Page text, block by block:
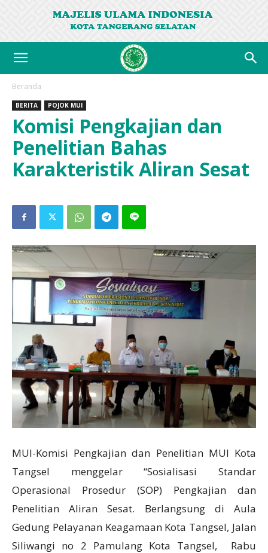
Beranda
BERITA POJOK MUI
Komisi Pengkajian dan
Penelitian Bahas
Karakteristik Aliran Sesat
MUI-Komisi Pengkajian dan Penelitian MUI Kota
Tangsel menggelar “Sosialisasi Standar
Operasional Prosedur (SOP) Pengkajian dan
Penelitian Aliran Sesat. Berlangsung di Aula
Gedung Pelayanan Keagamaan Kota Tangsel, Jalan
Siliwangi no 2 Pamulang Kota Tangsel, Rabu